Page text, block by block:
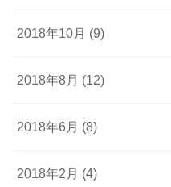
2018年10月 (9)
2018年8月 (12)
2018年6月 (8)
2018年2月 (4)